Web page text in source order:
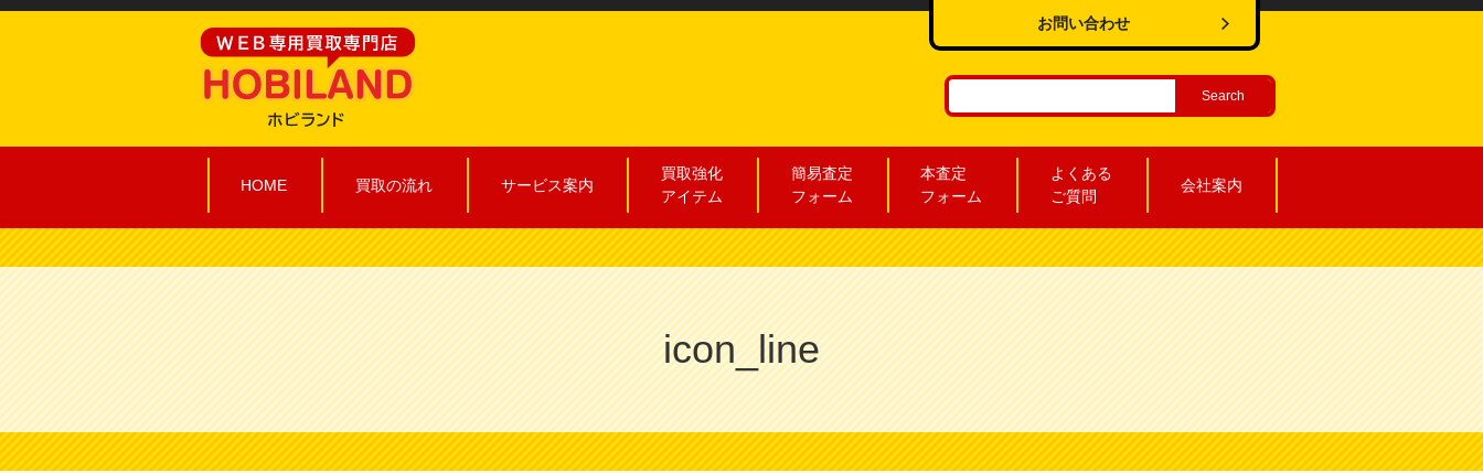
お問い合わせ
HOME 買取の流れ サービス案内
買取強化
アイテム
簡易査定
フォーム
本査定
フォーム
よくある
ご質問
会社案内
icon_line